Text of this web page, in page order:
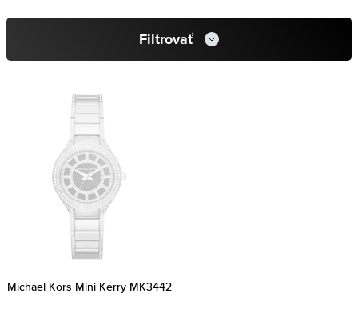
Filtrovať
Michael Kors Mini Kerry MK3442